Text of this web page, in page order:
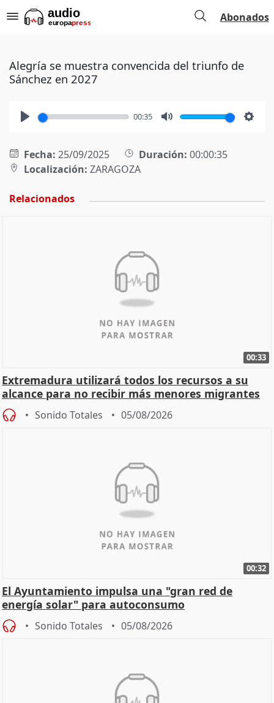
Abonados
Alegría se muestra convencida del triunfo de
Sánchez en 2027
00:35
Fecha: 25/09/2025 Duración: 00:00:35
Localización: ZARAGOZA
Relacionados
00:33
Extremadura utilizará todos los recursos a su
alcance para no recibir más menores migrantes
Sonido Totales 05/08/2026
00:32
El Ayuntamiento impulsa una "gran red de
energía solar" para autoconsumo
Sonido Totales 05/08/2026